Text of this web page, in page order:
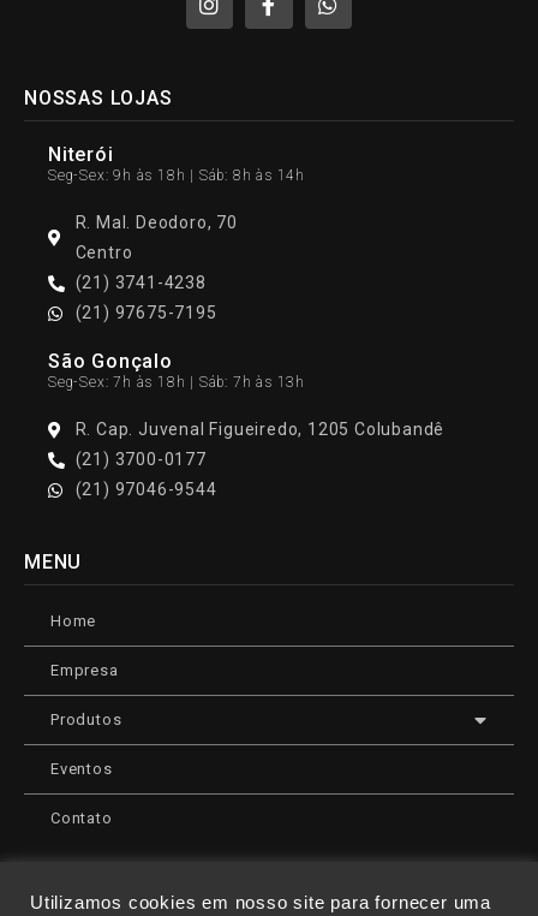
NOSSAS LOJAS
Niterói
Seg-Sex: 9h às 18h | Sáb: 8h às 14h
R. Mal. Deodoro, 70
Centro
(21) 3741-4238
(21) 97675-7195
São Gonçalo
Seg-Sex: 7h às 18h | Sáb: 7h às 13h
R. Cap. Juvenal Figueiredo, 1205 Colubandê
(21) 3700-0177
(21) 97046-9544
MENU
Home
Empresa
Produtos
Eventos
Contato
Utilizamos cookies em nosso site para fornecer uma